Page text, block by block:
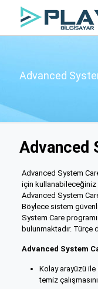
Advanced
Advanced
Advanced System
için kullanabileceğiniz
Advanced System
Böylece sistem
System Care
bulunmaktadır. Türçe
Advanced System
Kolay arayüzü
temiz